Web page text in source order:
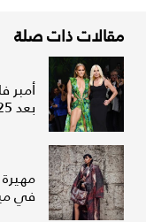
مقالات ذات صلة
أمبر
بعد 25 عاماً
في